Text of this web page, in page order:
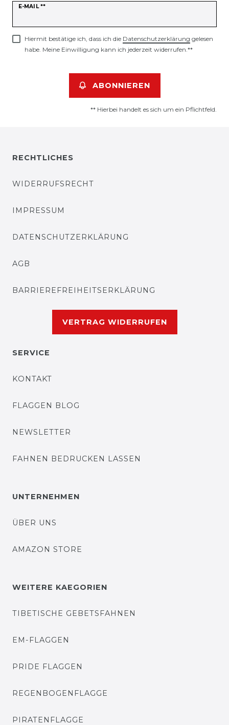
E-MAIL **
Newsletter
Hiermit bestätige ich, dass ich die Daten­schutz­erklärung gelesen
habe. Meine Einwilligung kann ich jederzeit widerrufen.**
ABONNIEREN
** Hierbei handelt es sich um ein Pflichtfeld.
RECHTLICHES
WIDERRUFSRECHT
IMPRESSUM
DATENSCHUTZERKLÄRUNG
AGB
BARRIEREFREIHEITSERKLÄRUNG
VERTRAG WIDERRUFEN
SERVICE
KONTAKT
FLAGGEN BLOG
NEWSLETTER
FAHNEN BEDRUCKEN LASSEN
UNTERNEHMEN
ÜBER UNS
AMAZON STORE
WEITERE KAEGORIEN
TIBETISCHE GEBETSFAHNEN
EM-FLAGGEN
PRIDE FLAGGEN
REGENBOGENFLAGGE
PIRATENFLAGGE